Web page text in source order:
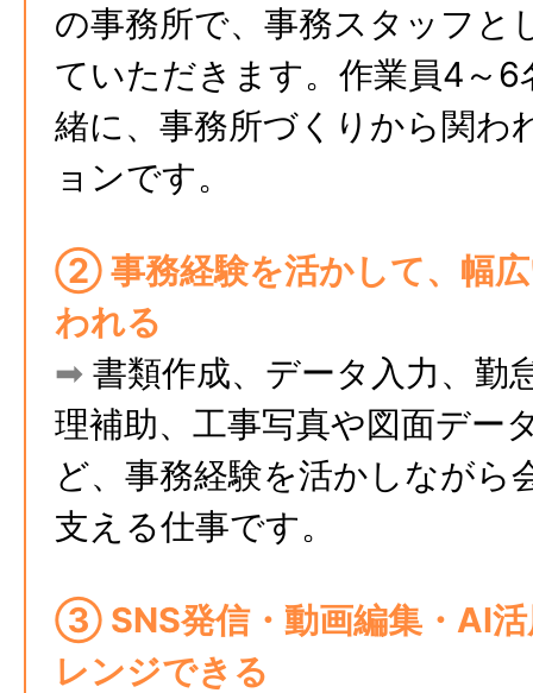
の事務所で、事務スタッフと
ていただきます。作業員4～6
緒に、事務所づくりから関わ
ョンです。
② 事務経験を活かして、幅
われる
➡ 書類作成、データ入力、勤
理補助、工事写真や図面デー
ど、事務経験を活かしながら
支える仕事です。
③ SNS発信・動画編集・AI
レンジできる